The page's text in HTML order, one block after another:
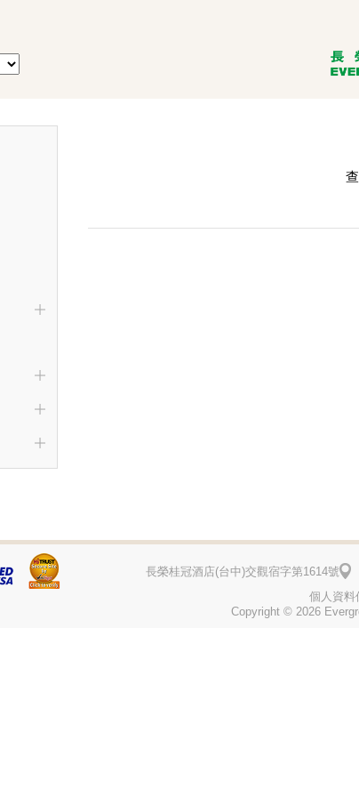
長榮桂冠酒店(台中)交觀宿字第1614號
個人資料
Copyright © 2026